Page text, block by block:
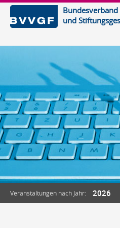
und
Veranstaltungen nach Jahr: 2026